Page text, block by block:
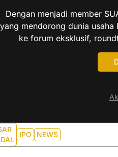
Dengan menjadi member
yang mendorong dunia usaha
ke forum eksklusif,
IPO NEWS